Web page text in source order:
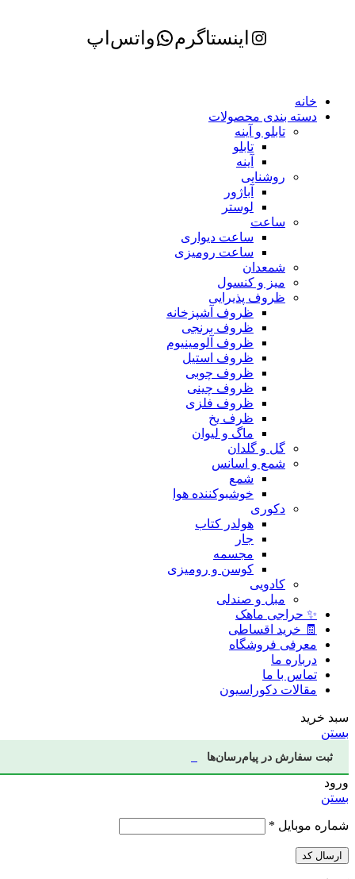
اینستاگرم واتس‌اپ
خانه
دسته بندی محصولات
تابلو و آینه
تابلو
آینه
روشنایی
آباژور
لوستر
ساعت
ساعت دیواری
ساعت رومیزی
شمعدان
میز و کنسول
ظروف پذیرایی
ظروف آشپزخانه
ظروف برنجی
ظروف آلومینیوم
ظروف استیل
ظروف چوبی
ظروف چینی
ظروف فلزی
ظرف یخ
ماگ و لیوان
گل و گلدان
شمع و اسانس
شمع
خوشبوکننده هوا
دکوری
هولدر کتاب
جار
مجسمه
کوسن و رومیزی
کادویی
مبل و صندلی
✨ حراجی ماهک
🧾 خرید اقساطی
معرفی فروشگاه
درباره ما
تماس با ما
مقالات دکوراسیون
سبد خرید
بستن
ثبت سفارش در پیام‌رسان‌ها
ورود
بستن
شماره موبایل *
ارسال کد